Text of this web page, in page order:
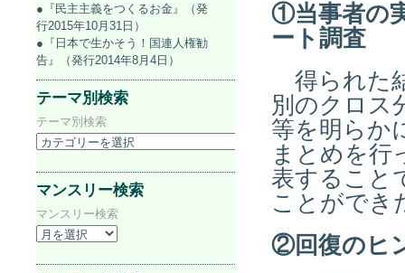
①当事者の
ート調査
得られた
別のクロス
等を明らか
まとめを行
表すること
ことができ
②回復のヒ
●『民主主義をつくるお金』（発
行2015年10月31日）
●『日本で生かそう！国連人権勧
告』（発行2014年8月4日）
テーマ別検索
テーマ別検索
マンスリー検索
マンスリー検索